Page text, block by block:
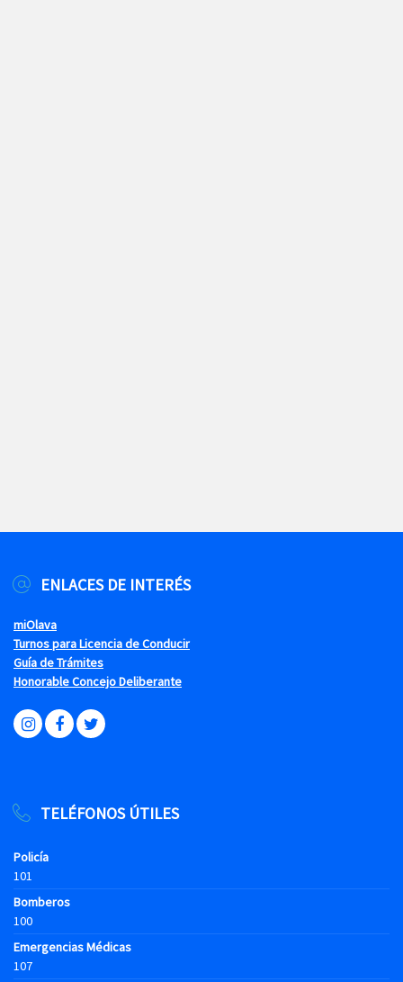
ENLACES DE INTERÉS
miOlava
Turnos para Licencia de Conducir
Guía de Trámites
Honorable Concejo Deliberante
TELÉFONOS ÚTILES
Policía
101
Bomberos
100
Emergencias Médicas
107